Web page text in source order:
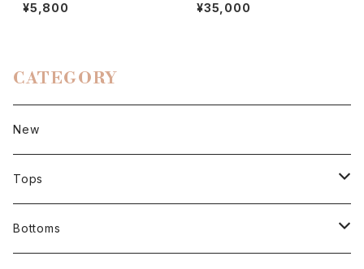
¥5,800 ¥35,000
CATEGORY
New
Tops
Short sleeve
Bottoms